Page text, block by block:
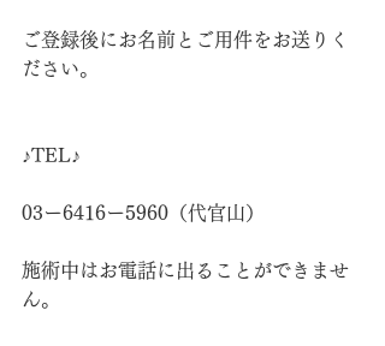
ご登録後にお名前とご用件をお送りく
ださい。
♪TEL♪
03ー6416ー5960（代官山）
施術中はお電話に出ることができませ
ん。